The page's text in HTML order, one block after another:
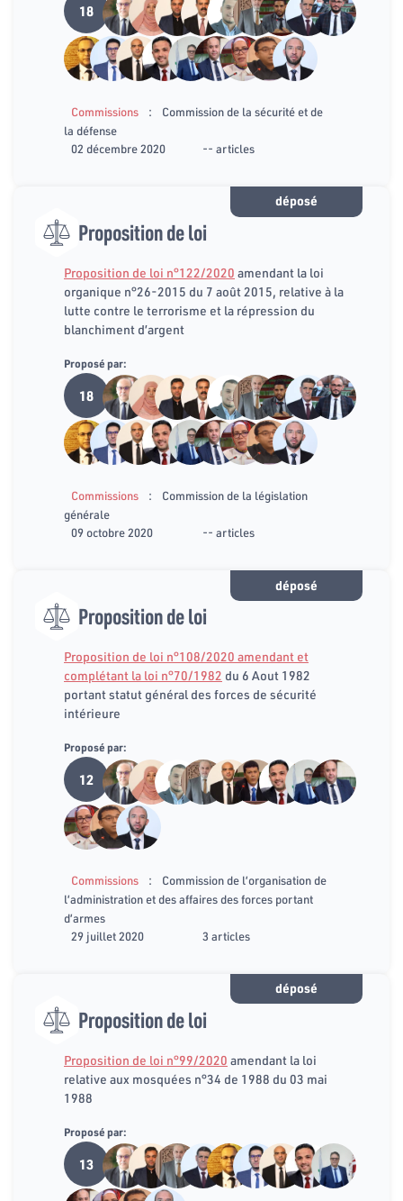
18
Commissions :
Commission de la sécurité et de
la défense
02 décembre 2020
-- articles
déposé
Proposition de loi
Proposition de loi n°122/2020 amendant la loi
organique n°26-2015 du 7 août 2015, relative à la
lutte contre le terrorisme et la répression du
blanchiment d’argent
Proposé par:
18
Commissions :
Commission de la législation
générale
09 octobre 2020
-- articles
déposé
Proposition de loi
Proposition de loi n°108/2020 amendant et
complétant la loi n°70/1982 du 6 Aout 1982
portant statut général des forces de sécurité
intérieure
Proposé par:
12
Commissions :
Commission de l’organisation de
l’administration et des affaires des forces portant
d’armes
29 juillet 2020
3 articles
déposé
Proposition de loi
Proposition de loi n°99/2020 amendant la loi
relative aux mosquées n°34 de 1988 du 03 mai
1988
Proposé par:
13